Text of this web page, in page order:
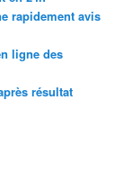
rapidement avis
ligne des
résultat